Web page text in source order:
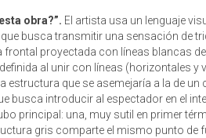
obra?”. El artista usa un lenguaje
busca transmitir una sensación de
proyectada con líneas blancas
al unir con líneas (horizontales y
que se asemejaría a la de un
introducir al espectador en el
principal: una, muy sutil en primer
gris comparte el mismo punto de